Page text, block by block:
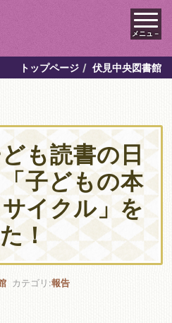
メニュ－
トップページ 伏見中央図書館
も読書の日
子どもの本
イクル」を
！
カテゴリ:報告